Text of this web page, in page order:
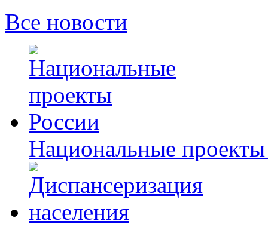
Все новости
Национальные